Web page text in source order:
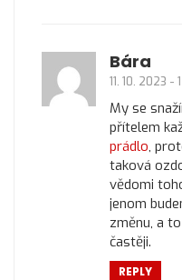
Bára
11. 10. 2023 -
My se
přítelem
prádlo,
taková
vědomi
jenom
změnu, a
častěji.
REPLY